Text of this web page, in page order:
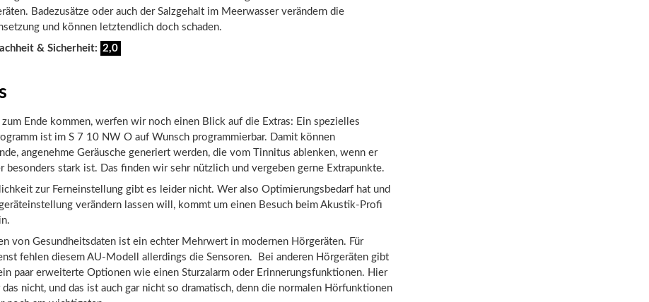
Badezusätze oder auch der Salzgehalt im Meerwasser verändern die
und können letztendlich doch schaden.
& Sicherheit: 2,0
Ende kommen, werfen wir noch einen Blick auf die Extras: Ein spezielles
ist im S 7 10 NW O auf Wunsch programmierbar. Damit können
angenehme Geräusche generiert werden, die vom Tinnitus ablenken, wenn er
besonders stark ist. Das finden wir sehr nützlich und vergeben gerne Extrapunkte.
zur Ferneinstellung gibt es leider nicht. Wer also Optimierungsbedarf hat und
verändern lassen will, kommt um einen Besuch beim Akustik-Profi
von Gesundheitsdaten ist ein echter Mehrwert in modernen Hörgeräten. Für
fehlen diesem AU-Modell allerdings die Sensoren. Bei anderen Hörgeräten gibt
paar erweiterte Optionen wie einen Sturzalarm oder Erinnerungsfunktionen. Hier
nicht, und das ist auch gar nicht so dramatisch, denn die normalen Hörfunktionen